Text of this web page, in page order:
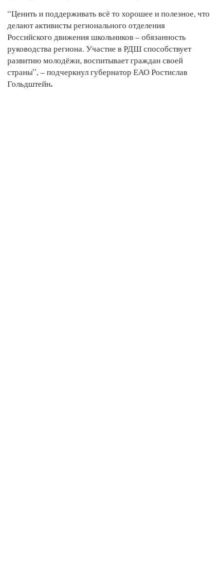
“Ценить и поддерживать всё то хорошее и полезное, что
делают активисты регионального отделения
Российского движения школьников – обязанность
руководства региона. Участие в РДШ способствует
развитию молодёжи, воспитывает граждан своей
страны”, – подчеркнул губернатор ЕАО Ростислав
Гольдштейн.